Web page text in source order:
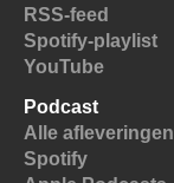
RSS-feed
Spotify-playlist
YouTube
Podcast
Alle afleveringen
Spotify